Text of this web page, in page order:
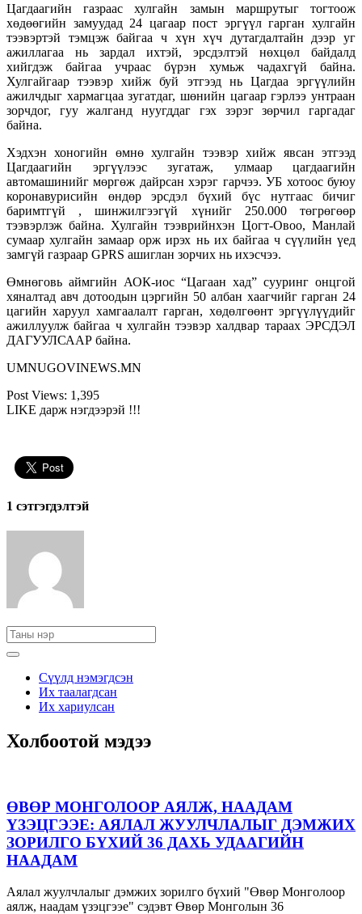
Цагдаагийн газраас хулгайн замын маршрутыг тогтоож
хөдөөгийн замуудад 24 цагаар пост эргүүл гарган хулгайн
тээвэртэй тэмцэж байгаа ч хүн хүч дутагдалтайн дээр уг
ажиллагаа нь зардал ихтэй, эрсдэлтэй нөхцөл байдалд
хийгдэж байгаа учраас бүрэн хумьж чадахгүй байна.
Хулгайгаар тээвэр хийж буй этгээд нь Цагдаа эргүүлийн
ажилчдыг хармагцаа зугатдаг, шөнийн цагаар гэрлээ унтраан
зорчдог, гуу жалганд нуугддаг гэх зэрэг зөрчил гаргадаг
байна.
Хэдхэн хоногийн өмнө хулгайн тээвэр хийж явсан этгээд
Цагдаагийн эргүүлээс зугатаж, улмаар цагдаагийн
автомашинийг мөргөж дайрсан хэрэг гарчээ. УБ хотоос буюу
коронавурисийн өндөр эрсдэл бүхий бүс нутгаас бичиг
баримтгүй , шинжилгээгүй хүнийг 250.000 төгрөгөөр
тээвэрлэж байна. Хулгайн тээврийнхэн Цогт-Овоо, Манлай
сумаар хулгайн замаар орж ирэх нь их байгаа ч сүүлийн үед
замгүй газраар GPRS ашиглан зорчих нь ихэсчээ.
Өмнөговь аймгийн АОК-иос “Цагаан хад” сууринг онцгой
хяналтад авч дотоодын цэргийн 50 албан хаагчийг гарган 24
цагийн харуул хамгаалалт гарган, хөдөлгөөнт эргүүлүүдийг
ажиллуулж байгаа ч хулгайн тээвэр халдвар тараах ЭРСДЭЛ
ДАГУУЛСААР байна.
UMNUGOVINEWS.MN
Post Views: 1,395
LIKE дарж нэгдээрэй !!!
1 сэтгэгдэлтэй
Сүүлд нэмэгдсэн
Их таалагдсан
Их хариулсан
Холбоотой мэдээ
ӨВӨР МОНГОЛООР АЯЛЖ, НААДАМ
ҮЗЭЦГЭЭЕ: АЯЛАЛ ЖУУЛЧЛАЛЫГ ДЭМЖИХ
ЗОРИЛГО БҮХИЙ 36 ДАХЬ УДААГИЙН
НААДАМ
Аялал жуулчлалыг дэмжих зорилго бүхий "Өвөр Монголоор
аялж, наадам үзэцгээе" сэдэвт Өвөр Монголын 36